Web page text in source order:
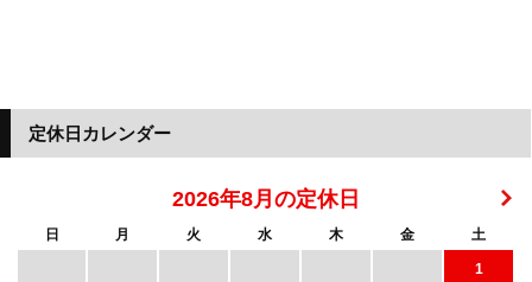
定休日カレンダー
2026年8月の定休日
日 月 火 水 木 金
土
1